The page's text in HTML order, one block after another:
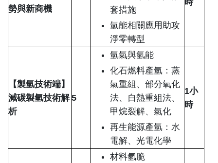
勢與新商機
套措施
氫能相關應用助攻
淨零轉型
【製氫技術端】
減碳製氫技術解
析
5
氫氣與氫能
化石燃料產氫：蒸
氣重組、部分氧化
法、自熱重組法、
甲烷裂解、氣化
再生能源產氫：水
電解、光電化學
1小
時
材料氫脆